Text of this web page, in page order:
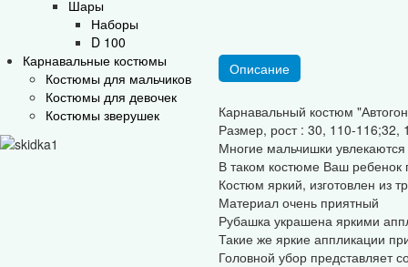
Шары
Наборы
D 100
Карнавальные костюмы
Костюмы для мальчиков
Костюмы для девочек
Костюмы зверушек
Описание
Карнавальный костюм
Размер, рост : 30, 110-116;32,
Многие мальчишки
В таком костюме Ваш ребенок
Костюм яркий, изготовлен из
Материал очень приятный
Рубашка украшена яркими
Такие же яркие аппликации
Головной убор представляет